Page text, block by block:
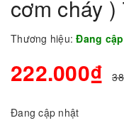
cơm cháy )
Thương hiệu: Đang
222.000₫
Đang cập nhật